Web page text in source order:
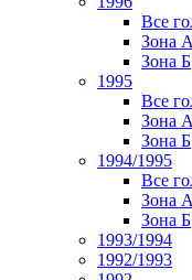
Все
Зона А
Зона Б
1995
Все
Зона А
Зона Б
1994/1995
Все
Зона А
Зона Б
1993/1994
1992/1993